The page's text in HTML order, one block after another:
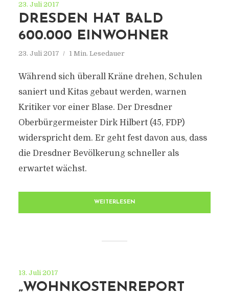
23. Juli 2017
DRESDEN HAT BALD
600.000 EINWOHNER
23. Juli 2017 1 Min. Lesedauer
Während sich überall Kräne drehen, Schulen
saniert und Kitas gebaut werden, warnen
Kritiker vor einer Blase. Der Dresdner
Oberbürgermeister Dirk Hilbert (45, FDP)
widerspricht dem. Er geht fest davon aus, dass
die Dresdner Bevölkerung schneller als
erwartet wächst.
WEITERLESEN
13. Juli 2017
„WOHNKOSTENREPORT